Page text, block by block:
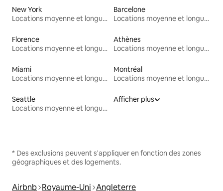
New York
Locations moyenne et longue durée
Barcelone
Locations moyenne et longue durée
Florence
Locations moyenne et longue durée
Athènes
Locations moyenne et longue durée
Miami
Locations moyenne et longue durée
Montréal
Locations moyenne et longue durée
Seattle
Locations moyenne et longue durée
Afficher plus
* Des exclusions peuvent s'appliquer en fonction des zones
géographiques et des logements.
Airbnb Royaume-Uni Angleterre